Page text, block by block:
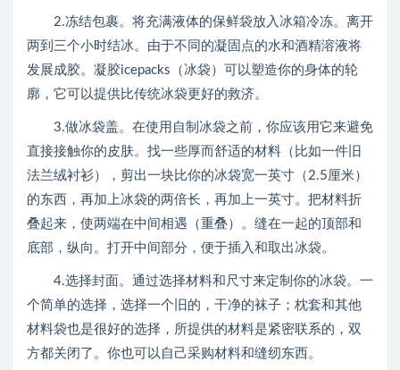
2.冻结包裹。将充满液体的保鲜袋放入冰箱冷冻。离开
两到三个小时结冰。由于不同的凝固点的水和酒精溶液将
发展成胶。凝胶icepacks（冰袋）可以塑造你的身体的轮
廓，它可以提供比传统冰袋更好的救济。
3.做冰袋盖。在使用自制冰袋之前，你应该用它来避免
直接接触你的皮肤。找一些厚而舒适的材料（比如一件旧
法兰绒衬衫），剪出一块比你的冰袋宽一英寸（2.5厘米）
的东西，再加上冰袋的两倍长，再加上一英寸。把材料折
叠起来，使两端在中间相遇（重叠）。缝在一起的顶部和
底部，纵向。打开中间部分，便于插入和取出冰袋。
4.选择封面。通过选择材料和尺寸来定制你的冰袋。一
个简单的选择，选择一个旧的，干净的袜子；枕套和其他
材料袋也是很好的选择，所提供的材料是紧密联系的，双
方都关闭了。你也可以自己采购材料和缝纫东西。